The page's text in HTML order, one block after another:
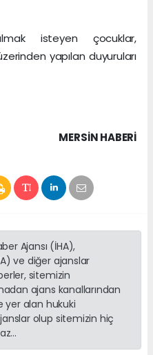
isteyen çocuklar,
yapılan duyuruları
MERSIN HABERİ
Ajansı (İHA),
ve diğer ajanslar
sitemizin
ajans kanallarından
yer alan hukuki
olup sitemizin hiç